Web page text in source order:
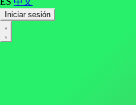
Iniciar sesión